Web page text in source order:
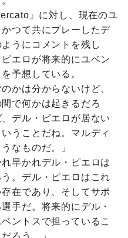
』に対し、現在のユ
つて共にプレーしたデ
うにコメントを残し
エロが将来的にユベン
予想している。
かは分からないけど、
で何かは起きるだろ
デル・ピエロが居ない
うことだね。マルディ
なものだ。」
早かれデル・ピエロは
。デル・ピエロはこれ
在であり、そしてサポ
手だ。将来的にデル・
ントスで担っているこ
ろう。」